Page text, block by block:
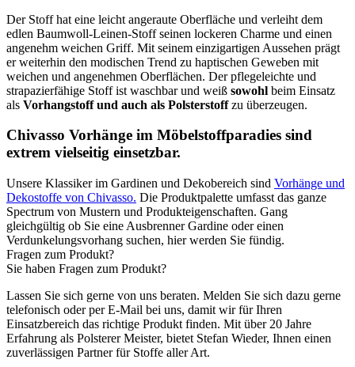
Der Stoff hat eine leicht angeraute Oberfläche und verleiht dem
edlen Baumwoll-Leinen-Stoff seinen lockeren Charme und einen
angenehm weichen Griff. Mit seinem einzigartigen Aussehen prägt
er weiterhin den modischen Trend zu haptischen Geweben mit
weichen und angenehmen Oberflächen. Der pflegeleichte und
strapazierfähige Stoff ist waschbar und weiß sowohl beim Einsatz
als Vorhangstoff und auch als Polsterstoffzu überzeugen.
Chivasso Vorhänge im Möbelstoffparadies sind
extrem vielseitig einsetzbar.
Unsere Klassiker im Gardinen und Dekobereich sind Vorhänge und
Dekostoffe von Chivasso. Die Produktpalette umfasst das ganze
Spectrum von Mustern und Produkteigenschaften. Gang
gleichgültig ob Sie eine Ausbrenner Gardine oder einen
Verdunkelungsvorhang suchen, hier werden Sie fündig.
Fragen zum Produkt?
Sie haben Fragen zum Produkt?
Lassen Sie sich gerne von uns beraten. Melden Sie sich dazu gerne
telefonisch oder per E-Mail bei uns, damit wir für Ihren
Einsatzbereich das richtige Produkt finden. Mit über 20 Jahre
Erfahrung als Polsterer Meister, bietet Stefan Wieder, Ihnen einen
zuverlässigen Partner für Stoffe aller Art.